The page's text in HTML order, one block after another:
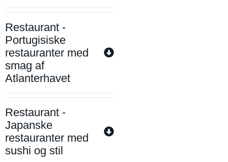
Restaurant -
Portugisiske
restauranter med
smag af
Atlanterhavet
Restaurant -
Japanske
restauranter med
sushi og stil